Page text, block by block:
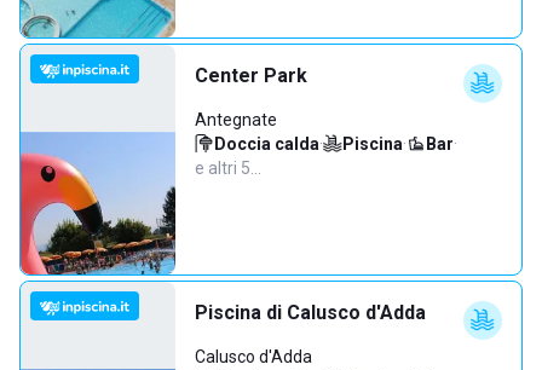
Center Park
Antegnate
Doccia calda· Piscina· Bar·
e altri 5…
Piscina di Calusco d'Adda
Calusco d'Adda